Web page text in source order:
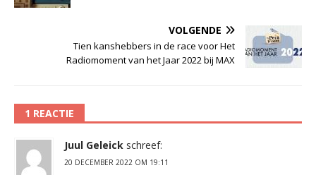
VOLGENDE
Tien kanshebbers in de race voor Het
Radiomoment van het Jaar 2022 bij MAX
1 REACTIE
Juul Geleick schreef:
20 DECEMBER 2022 OM 19:11